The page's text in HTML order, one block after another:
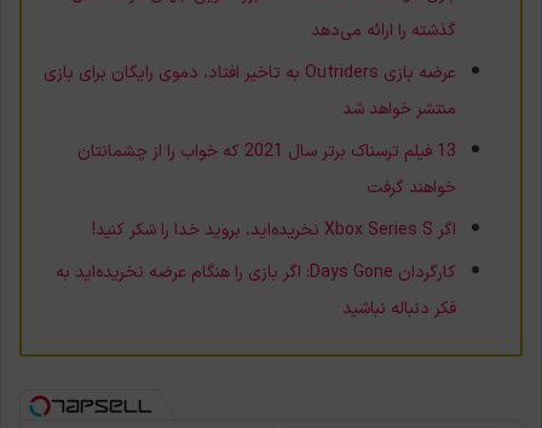
گذشته را ارائه می‌دهد
عرضه بازی Outriders به تاخیر افتاد، دموی رایگان برای بازی
منتشر خواهد شد
13 فیلم ترسناک برتر سال 2021 که خواب را از چشمانتان
خواهند گرفت
اگر Xbox Series S نخریده‌اید، بروید خدا را شکر کنید!
کارگردان Days Gone: اگر بازی را هنگام عرضه نخریده‌اید به
فکر دنباله نباشید